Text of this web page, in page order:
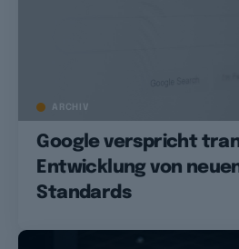
ARCHIV
Google verspricht
Entwicklung von
Standards